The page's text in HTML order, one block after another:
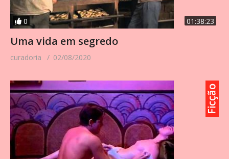
0 01:38:23
Uma vida em segredo
curadoria 02/08/2020